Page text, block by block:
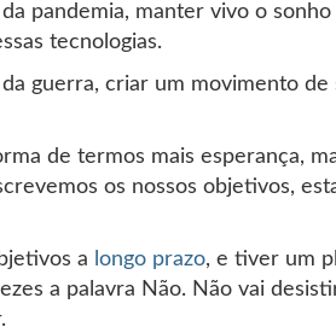
pandemia, manter vivo o
tecnologias.
guerra, criar um movimento
de termos mais esperança,
os nossos objetivos,
a longo prazo, e tiver um
a palavra Não. Não vai